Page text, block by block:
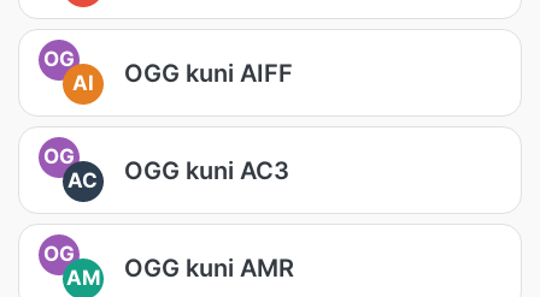
OG
AI
OGG kuni AIFF
OG
AC
OGG kuni AC3
OG
AM
OGG kuni AMR